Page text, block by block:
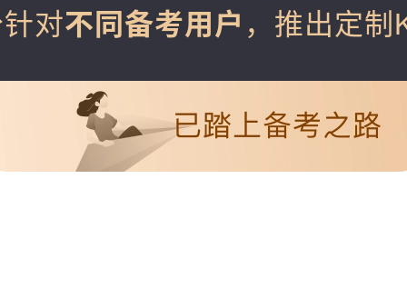
对不同备考用户 ，推出定制